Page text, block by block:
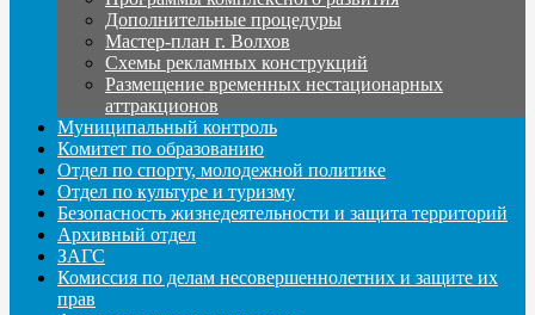
Дополнительные процедуры
Мастер-план г. Волхов
Схемы рекламных конструкций
Размещение временных нестационарных
аттракционов
Муниципальный контроль
Комитет по образованию
Отдел по спорту, молодежной политике
Отдел по культуре и туризму
Безопасность жизнедеятельности и защита территорий
Архивный отдел
ЗАГС
Комиссия по делам несовершеннолетних и защите их
прав